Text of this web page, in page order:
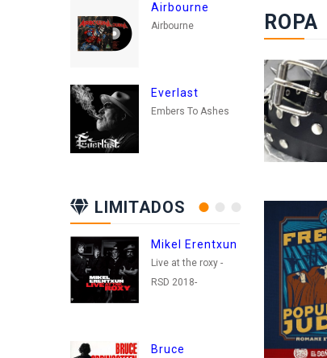
Airbourne
Airbourne
Everlast
Embers To Ashes
LIMITADOS
Mikel Erentxun
Live at the roxy -
RSD 2018-
Bruce
ROPA